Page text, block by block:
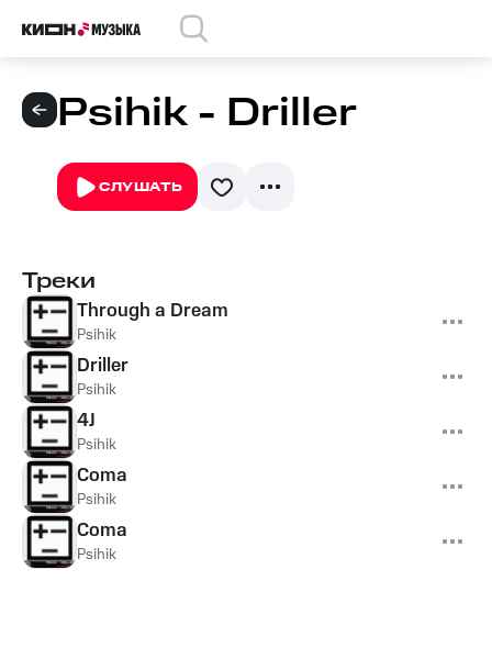
Psihik - Driller
СЛУШАТЬ
Треки
Through a Dream
Psihik
Driller
Psihik
4J
Psihik
Coma
Psihik
Coma
Psihik